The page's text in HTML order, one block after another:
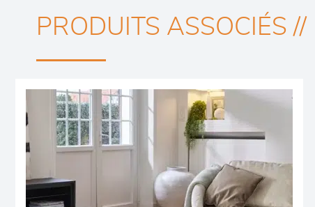
PRODUITS ASSOCIÉS //